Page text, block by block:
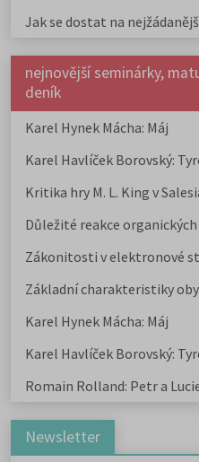
Jak se dostat na
nejnovější seminárky,
deník
Karel Hynek Mácha: Máj
Karel Havlíček Borovský:
Kritika hry M. L. King v
Důležité reakce
Zákonitosti v elektronové
Základní charakteristiky
Karel Hynek Mácha: Máj
Karel Havlíček Borovský:
Romain Rolland: Petr a
Newsletter